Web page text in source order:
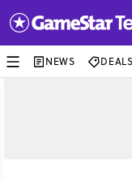
NEWS DEALS